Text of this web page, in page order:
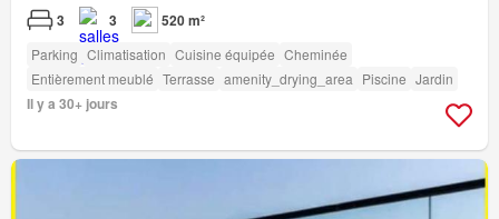
3 3 520 m²
Parking Climatisation Cuisine équipée Cheminée
Entièrement meublé Terrasse amenity_drying_area Piscine Jardin
Il y a 30+ jours